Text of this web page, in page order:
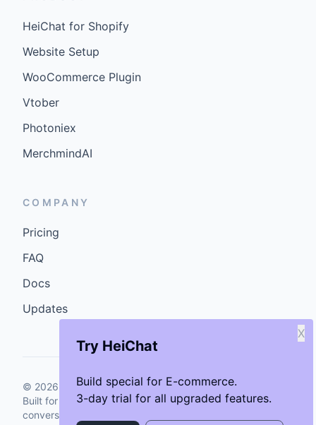
Try HeiChat
Build special for E-commerce.
3-day trial for all upgraded features.
X
HeiChat for Shopify
Website Setup
WooCommerce Plugin
Vtober
Photoniex
MerchmindAI
COMPANY
Pricing
FAQ
Docs
Updates
© 2026 GenCybers Inc. All rights reserved.
Built for storefronts that want faster answers and cleaner
conversions.